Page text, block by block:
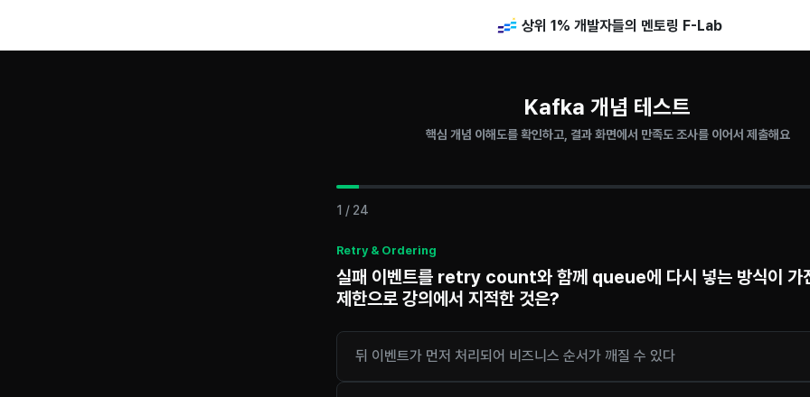
상위 1% 개발자들의 멘토링 F-Lab
Kafka 개념 테스트
핵심 개념 이해도를 확인하고, 결과 화면에서 만족도 조사를 이어서 제출해요
1 / 24
Retry & Ordering
실패 이벤트를 retry count와 함께 queue에 다시 넣는 방식이 가
제한으로 강의에서 지적한 것은?
뒤 이벤트가 먼저 처리되어 비즈니스 순서가 깨질 수 있다